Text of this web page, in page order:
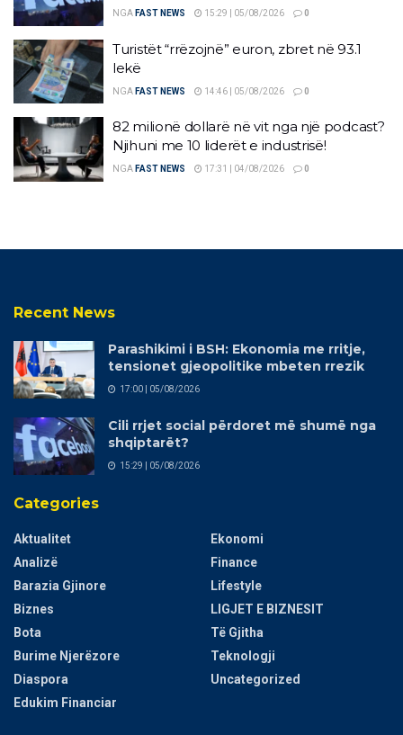
NGA FAST NEWS 15:29 | 05/08/2026 0
Turistët “rrëzojnë” euron, zbret në 93.1
lekë
NGA FAST NEWS 14:46 | 05/08/2026 0
82 milionë dollarë në vit nga një podcast?
Njihuni me 10 liderët e industrisë!
NGA FAST NEWS 17:31 | 04/08/2026 0
Recent News
Parashikimi i BSH: Ekonomia me rritje,
tensionet gjeopolitike mbeten rrezik
17:00 | 05/08/2026
Cili rrjet social përdoret më shumë nga
shqiptarët?
15:29 | 05/08/2026
Categories
Aktualitet
Analizë
Barazia Gjinore
Biznes
Bota
Burime Njerëzore
Diaspora
Edukim Financiar
Ekonomi
Finance
Lifestyle
LIGJET E BIZNESIT
Të Gjitha
Teknologji
Uncategorized